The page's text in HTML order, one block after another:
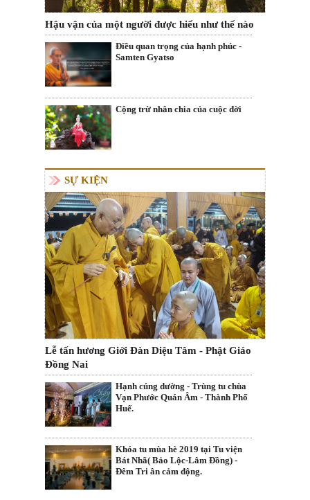
Hậu vận của một người được hiểu như thế nào
Điều quan trọng của hạnh phúc -
Samten Gyatso
Cộng trừ nhân chia của cuộc đời
SỰ KIỆN
Lễ tấn hương Giới Đàn Diệu Tâm - Phật Giáo
Đồng Nai
Hạnh cúng dường - Trùng tu chùa
Vạn Phước Quán Âm - Thành Phố
Huế.
Khóa tu mùa hè 2019 tại Tu viện
Bát Nhã( Bảo Lộc-Lâm Đồng) -
Đêm Tri ân cảm động.